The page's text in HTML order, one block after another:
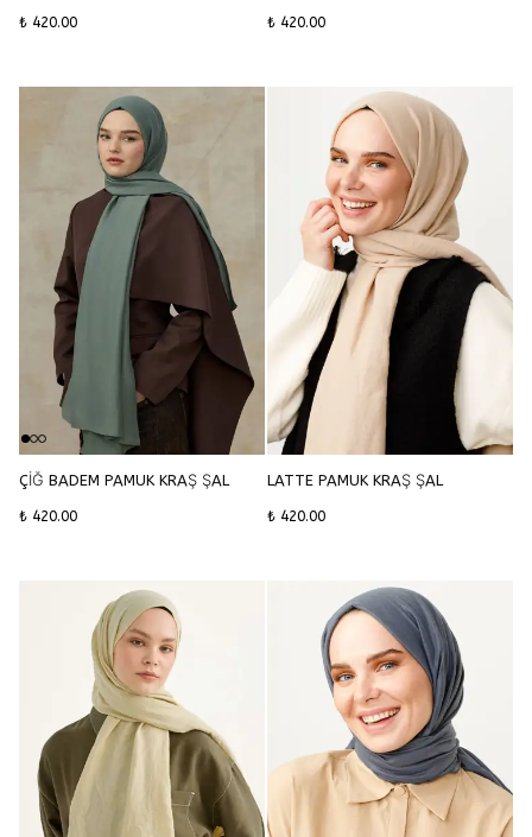
₺ 420.00 ₺ 420.00
ÇİĞ BADEM PAMUK KRAŞ ŞAL
₺ 420.00
LATTE PAMUK KRAŞ ŞAL
₺ 420.00